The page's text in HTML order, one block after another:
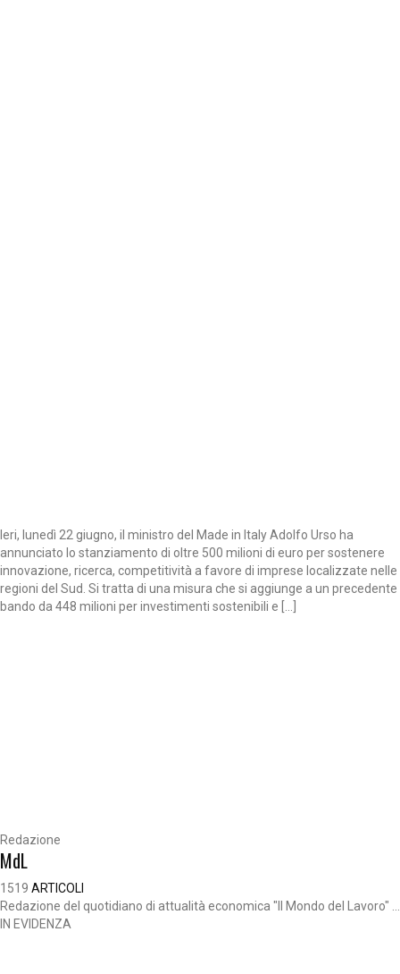
Ieri, lunedì 22 giugno, il ministro del Made in Italy Adolfo Urso ha
annunciato lo stanziamento di oltre 500 milioni di euro per sostenere
innovazione, ricerca, competitività a favore di imprese localizzate nelle
regioni del Sud. Si tratta di una misura che si aggiunge a un precedente
bando da 448 milioni per investimenti sostenibili e […]
Redazione
MdL
1519 ARTICOLI
Redazione del quotidiano di attualità economica "Il Mondo del Lavoro" ...
IN EVIDENZA